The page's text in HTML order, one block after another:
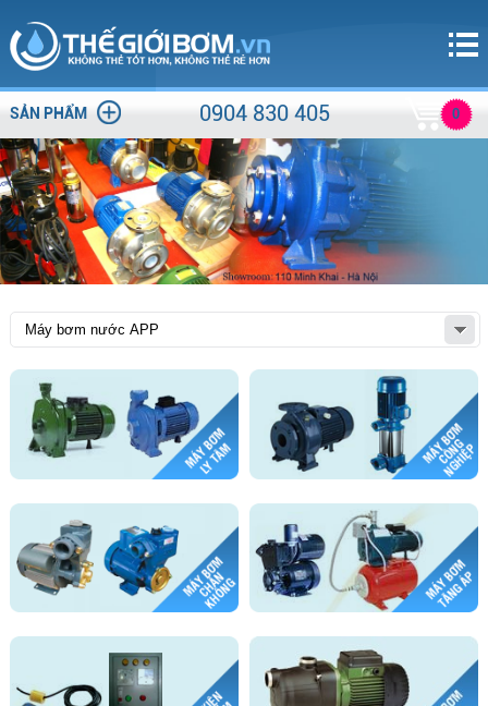
SẢN PHẨM 0904 830 405 0